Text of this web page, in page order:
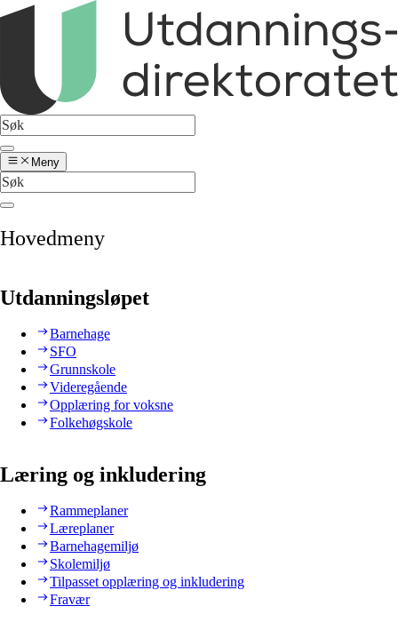
Meny
Hovedmeny
Utdanningsløpet
Barnehage
SFO
Grunnskole
Videregående
Opplæring for voksne
Folkehøgskole
Læring og inkludering
Rammeplaner
Læreplaner
Barnehagemiljø
Skolemiljø
Tilpasset opplæring og inkludering
Fravær